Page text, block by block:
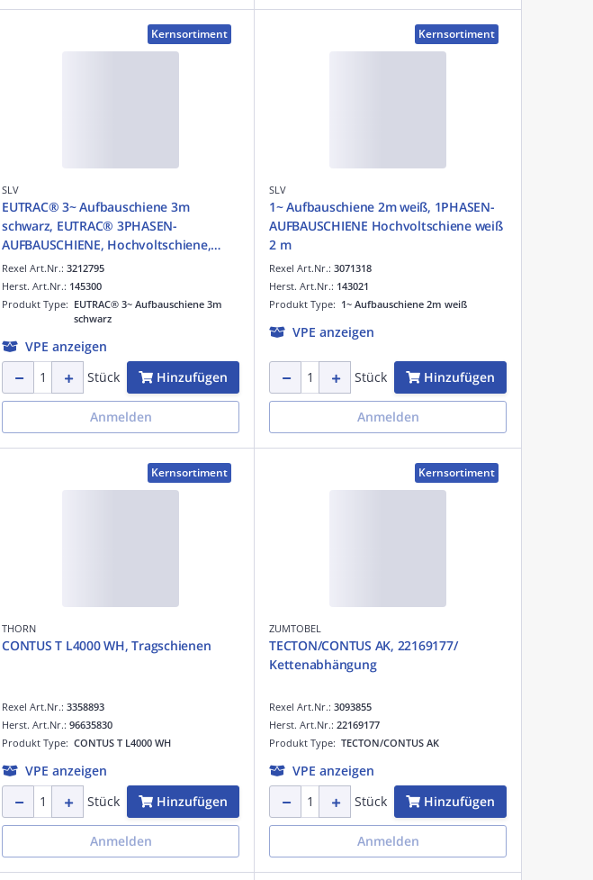
Kernsortiment
SLV
EUTRAC® 3~ Aufbauschiene 3m
schwarz, EUTRAC® 3PHASEN-
AUFBAUSCHIENE, Hochvoltschiene,
schwarz, 3 m
Rexel Art.Nr.: 3212795
Produkt Type: EUTRAC® 3~ Aufbauschiene 3m
schwarz
Herst. Art.Nr.: 145300
VPE anzeigen
Stück
Hinzufügen
Anmelden
Kernsortiment
SLV
1~ Aufbauschiene 2m weiß, 1PHASEN-
AUFBAUSCHIENE Hochvoltschiene weiß
2 m
Rexel Art.Nr.: 3071318
Produkt Type: 1~ Aufbauschiene 2m weiß
Herst. Art.Nr.: 143021
VPE anzeigen
Stück Hinzufügen
Anmelden
Kernsortiment
THORN
CONTUS T L4000 WH, Tragschienen
Rexel Art.Nr.: 3358893
Produkt Type: CONTUS T L4000 WH
Herst. Art.Nr.: 96635830
VPE anzeigen
Stück
Hinzufügen
Anmelden
Kernsortiment
ZUMTOBEL
TECTON/CONTUS AK, 22169177/
Kettenabhängung
Rexel Art.Nr.: 3093855
Produkt Type: TECTON/CONTUS AK
Herst. Art.Nr.: 22169177
VPE anzeigen
Stück
Hinzufügen
Anmelden